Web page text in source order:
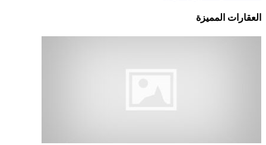
العقارات المميزة